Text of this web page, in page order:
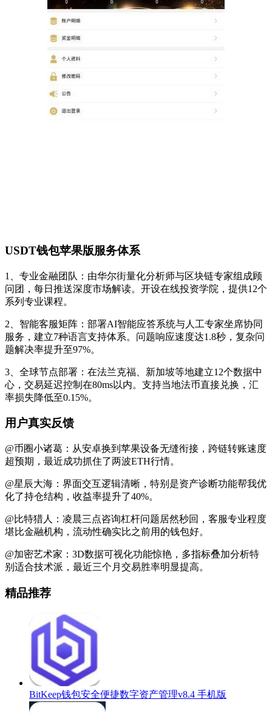
USDT钱包苹果版服务体系
1、专业金融团队：由华尔街量化分析师与区块链专家组成顾
问团，每日推送深度市场解读。开设在线投资学院，提供12个
系列专业课程。
2、智能客服矩阵：部署AI智能应答系统与人工专家坐席协同
服务，建立7种语言支持体系。问题响应速度达1.8秒，复杂问
题解决率提升至97%。
3、全球节点部署：在法兰克福、新加坡等地建立12个数据中
心，交易延迟控制在80ms以内。支持当地法币直接兑换，汇
率损失降低至0.15%。
用户真实反馈
@币圈小诸葛：从安卓换到苹果设备无缝衔接，跨链转账速度
超预期，最近成功抓住了两波ETH行情。
@星辰大海：界面交互逻辑清晰，特别是资产诊断功能帮我优
化了持仓结构，收益率提升了40%。
@比特猎人：凌晨三点咨询杠杆问题居然秒回，客服专业程度
堪比金融机构，流动性确实比之前用的钱包好。
@加密艺术家：3D数据可视化功能惊艳，多指标叠加分析特
别适合技术派，最近三个月交易胜率明显提高。
精品推荐
BitKeep钱包安全便捷数字资产管理v8.4 手机版